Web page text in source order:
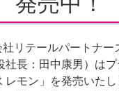
リテールパートナー
社長：田中康男）は
レモン」を発売いたし